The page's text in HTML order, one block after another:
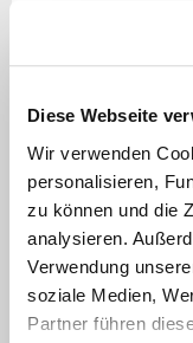
Diese Webseite
Wir verwenden
personalisieren,
zu können und die
analysieren.
Verwendung
soziale Medien,
Partner führen
to this goal by
magnetic
application of
(MRSI),
2H,13C, and 31P,
saturation
enable the
metabolite